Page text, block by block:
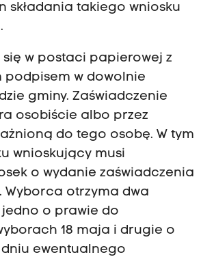
składania takiego wniosku
się w postaci papierowej z
podpisem w dowolnie
gminy. Zaświadczenie
osobiście albo przez
do tego osobę. W tym
wnioskujący musi
o wydanie zaświadczenia
Wyborca otrzyma dwa
o prawie do
18 maja i drugie o
ewentualnego